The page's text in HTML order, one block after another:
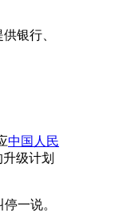
银行、
中国人民
级计划
一说。